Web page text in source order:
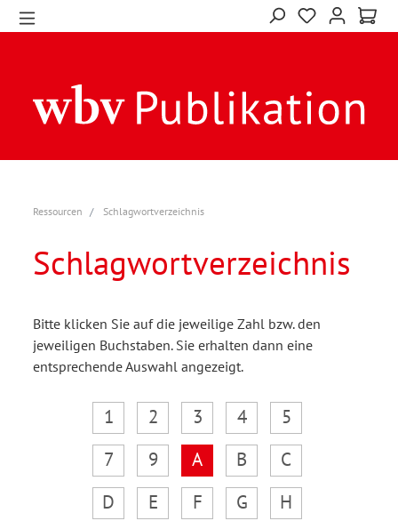
Ressourcen Schlagwortverzeichnis
Schlagwortverzeichnis
Bitte klicken Sie auf die jeweilige Zahl bzw. den
jeweiligen Buchstaben. Sie erhalten dann eine
entsprechende Auswahl angezeigt.
1 2 3 4
5
7
9 A B
C
D
E F G
H